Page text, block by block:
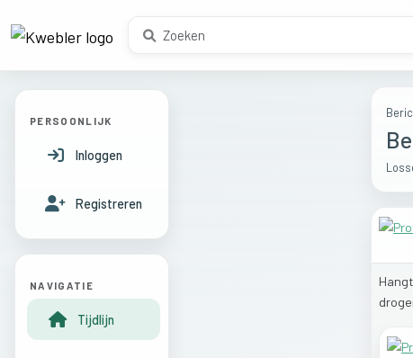
Hangt
PERSOONLIJK
Inloggen
Registreren
NAVIGATIE
Tijdlijn